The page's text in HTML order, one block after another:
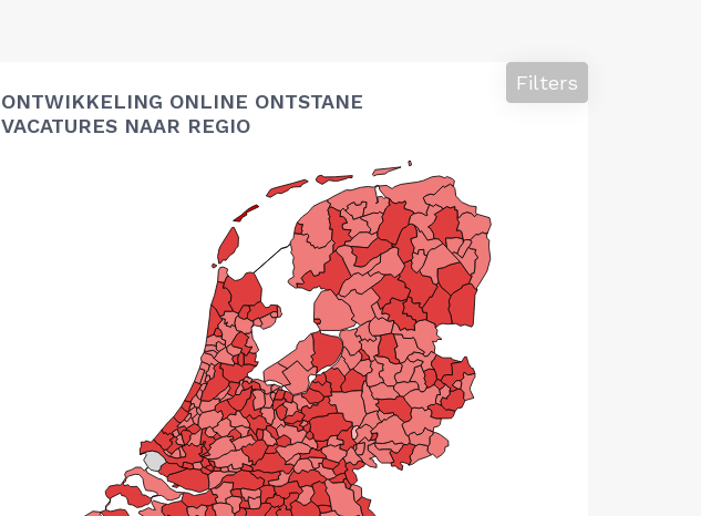
ONTWIKKELING ONLINE ONTSTANE
VACATURES NAAR REGIO
Filters